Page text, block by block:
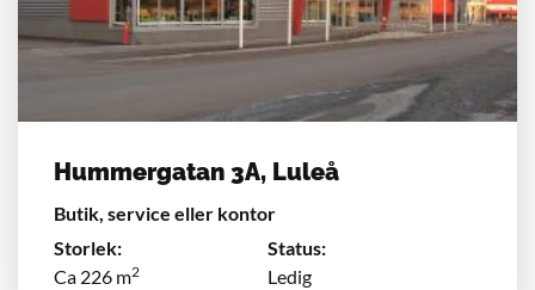
Hummergatan 3A, Luleå
Butik, service eller kontor
Storlek:
Status:
Ca 226 m2 Ledig